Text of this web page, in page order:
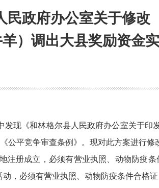
民政府办公室关于修改
）调出大县奖励资金
现《和林格尔县人民政府办公室关于印
公平竞争审查条例》。现对此方案进行修
注册成立，必须有营业执照、动物防疫
，必须有营业执照、动物防疫条件合格